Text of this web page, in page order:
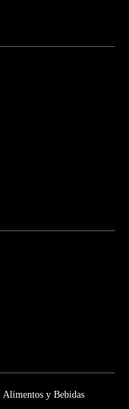
Alimentos y Bebidas